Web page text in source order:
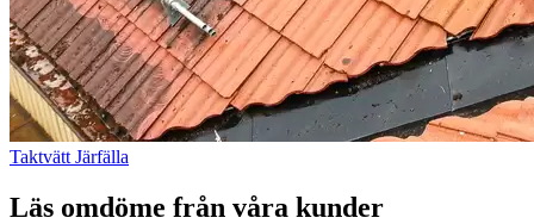
Taktvätt Järfälla
Läs omdöme från våra kunder